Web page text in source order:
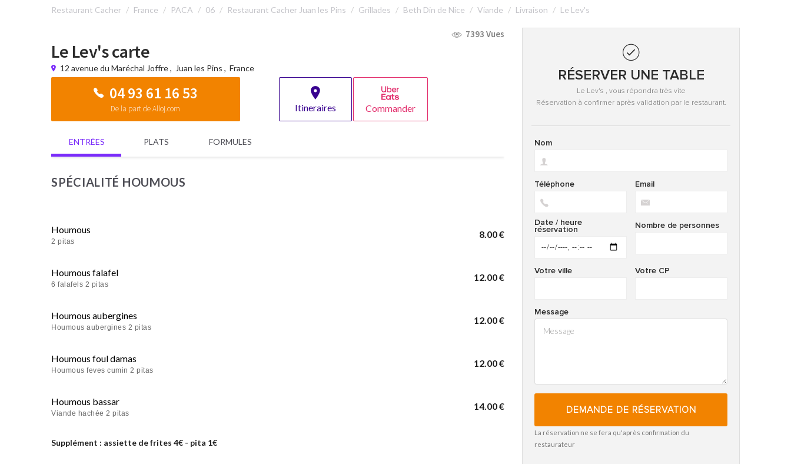
Restaurant Cacher France PACA 06 Restaurant Cacher Juan les Pins Grillades Beth Din de Nice Viande Livraison Le Lev's
7393 Vues
Le Lev's carte
12 avenue du Maréchal Joffre, Juan les Pins , France
04 93 61 16 53
De la part de Alloj.com Itineraires Commander
ENTRÉES PLATS FORMULES
SPÉCIALITÉ HOUMOUS
8.00 €
Houmous
2 pitas
12.00 €
Houmous falafel
6 falafels 2 pitas
12.00 €
Houmous aubergines
Houmous aubergines 2 pitas
12.00 €
Houmous foul damas
Houmous feves cumin 2 pitas
14.00 €
Houmous bassar
Viande hachée 2 pitas
Supplément : assiette de frites 4€ - pita 1€
RÉSERVER UNE TABLE
Le Lev's , vous répondra très vite
Réservation à confirmer après validation par le restaurant.
Nom
Email
Téléphone
Nombre de personnes
Date / heure
réservation
Votre CP
Votre ville
Message
DEMANDE DE RÉSERVATION
La réservation ne se fera qu'après confirmation du
restaurateur